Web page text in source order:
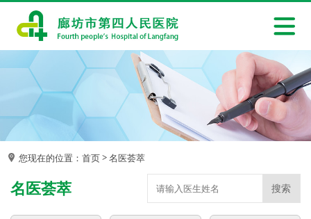
您现在的位置： 首页 > 名医荟萃
名医荟萃 搜索